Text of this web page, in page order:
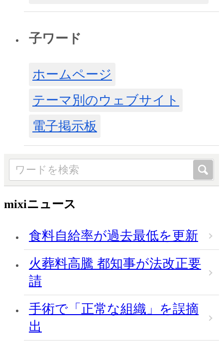
子ワード
ホームページ
テーマ別のウェブサイト
電子掲示板
mixiニュース
食料自給率が過去最低を更新
火葬料高騰 都知事が法改正要
請
手術で「正常な組織」を誤摘
出